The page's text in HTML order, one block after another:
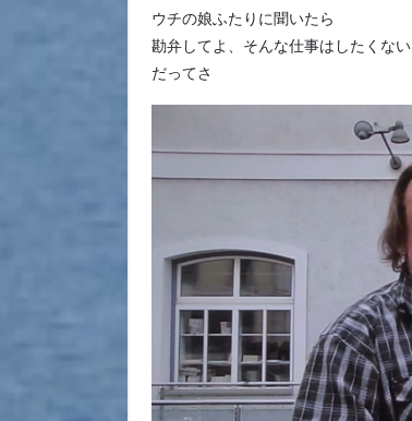
ウチの娘ふたりに聞いたら
勘弁してよ、そんな仕事はしたくない
だってさ